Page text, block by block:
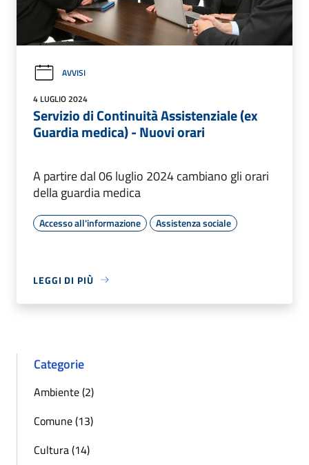
AVVISI
4 LUGLIO 2024
Servizio di Continuità Assistenziale (ex
Guardia medica) - Nuovi orari
A partire dal 06 luglio 2024 cambiano gli orari
della guardia medica
Accesso all'informazione Assistenza sociale
LEGGI DI PIÙ
Categorie
Ambiente (2)
Comune (13)
Cultura (14)